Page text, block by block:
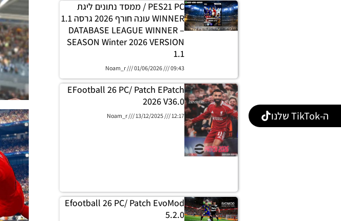
ה-TikTok שלנו
PES21 PC / ממסד נתונים ליגת
WINNER עונה חורף 2026 גרסה 1.1
– DATABASE LEAGUE WINNER
SEASON Winter 2026 VERSION
1.1
Noam_r 01/06/2026 09:43
EFootball 26 PC/ Patch EPatch
2026 V36.0
Noam_r 13/12/2025 12:17
Efootball 26 PC/ Patch EvoMod
5.2.0